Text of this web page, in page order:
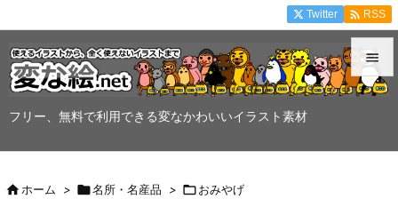
フリー、無料で利用できる変なかわいいイラスト素材


Twitter  RSS
ホーム > 名所・名産品 > おみやげ